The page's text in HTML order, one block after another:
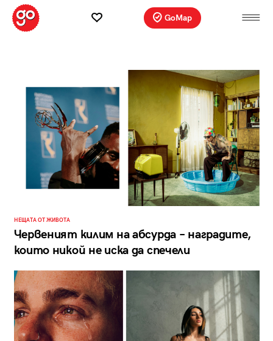
GoMap
НЕЩАТА ОТ ЖИВОТА
Червеният килим на абсурда – наградите,
които никой не иска да спечели